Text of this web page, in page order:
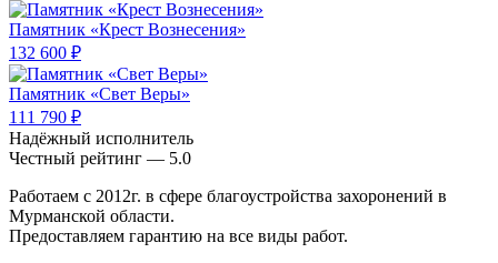
Памятник «Крест Вознесения»
132 600 ₽
Памятник «Свет Веры»
111 790 ₽
Надёжный исполнитель
Чеcтный рейтинг — 5.0
Работаем с 2012г. в сфере благоустройства захоронений в
Мурманской области.
Предоставляем гарантию на все виды работ.